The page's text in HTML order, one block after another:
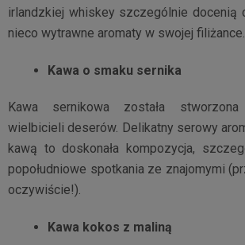
irlandzkiej whiskey szczególnie docenią
nieco wytrawne aromaty w swojej filiżance.
Kawa o smaku sernika
Kawa sernikowa została
wielbicieli deserów. Delikatny serowy
kawą to doskonała kompozycja,
popołudniowe spotkania ze znajomymi
oczywiście!).
Kawa kokos z maliną